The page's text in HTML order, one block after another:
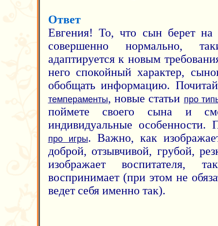
Ответ
Евгения! То, что сын берет на
совершенно нормально,
адаптируется к новым
него спокойный характер,
обобщать информацию.
темпераменты, новые статьи про
поймете своего сына и
индивидуальные особенности.
про игры. Важно, как
доброй, отзывчивой, грубой,
изображает воспитателя,
воспринимает (при этом не
ведет себя именно так).